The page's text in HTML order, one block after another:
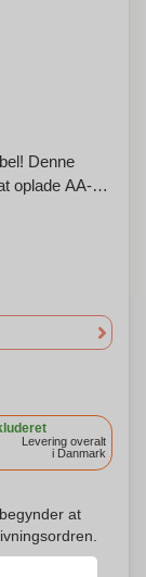
Denne
oplade AA-
må
Levering overalt
i Danmark
at